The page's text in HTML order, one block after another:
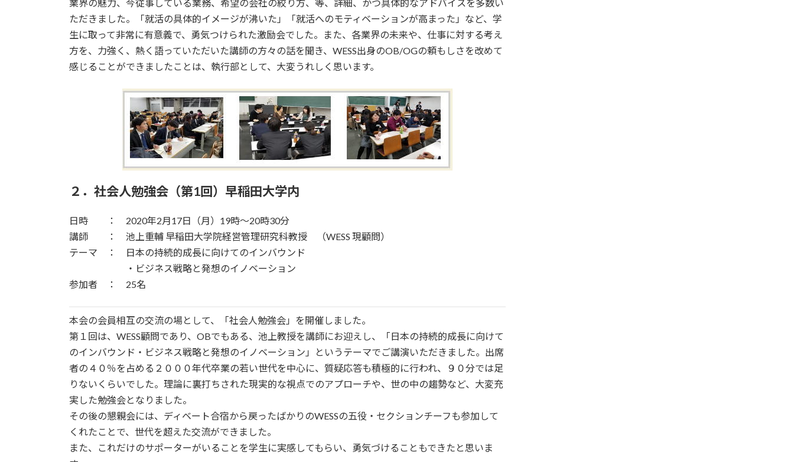
業界の魅力、今従事している業務、希望の会社の絞り方、等、詳細、かつ具体的なアドバイスを多数い
ただきました。「就活の具体的イメージが沸いた」「就活へのモティベーションが高まった」など、学
生に取って非常に有意義で、勇気つけられた激励会でした。また、各業界の未来や、仕事に対する考え
方を、力強く、熱く語っていただいた講師の方々の話を聞き、WESS出身のOB/OGの頼もしさを改めて
感じることができましたことは、執行部として、大変うれしく思います。
２．社会人勉強会（第1回）早稲田大学内
日時 ： 2020年2月17日（月）19時～20時30分
講師 ： 池上重輔 早稲田大学院経営管理研究科教授 （WESS 現顧問）
テーマ ： 日本の持続的成長に向けてのインバウンド
・ビジネス戦略と発想のイノベーション
参加者 ： 25名
本会の会員相互の交流の場として、「社会人勉強会」を開催しました。
第１回は、WESS顧問であり、OBでもある、池上教授を講師にお迎えし、「日本の持続的成長に向けて
のインバウンド・ビジネス戦略と発想のイノベーション」というテーマでご講演いただきました。出席
者の４０％を占める２０００年代卒業の若い世代を中心に、質疑応答も積極的に行われ、９０分では足
りないくらいでした。理論に裏打ちされた現実的な視点でのアプローチや、世の中の趨勢など、大変充
実した勉強会となりました。
その後の懇親会には、ディベート合宿から戻ったばかりのWESSの五役・セクションチーフも参加して
くれたことで、世代を超えた交流ができました。
また、これだけのサポーターがいることを学生に実感してもらい、勇気づけることもできたと思いま